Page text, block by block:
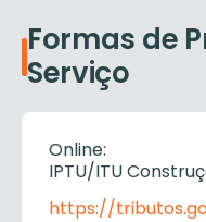
Formas de
Serviço
Online:
IPTU/ITU
https://